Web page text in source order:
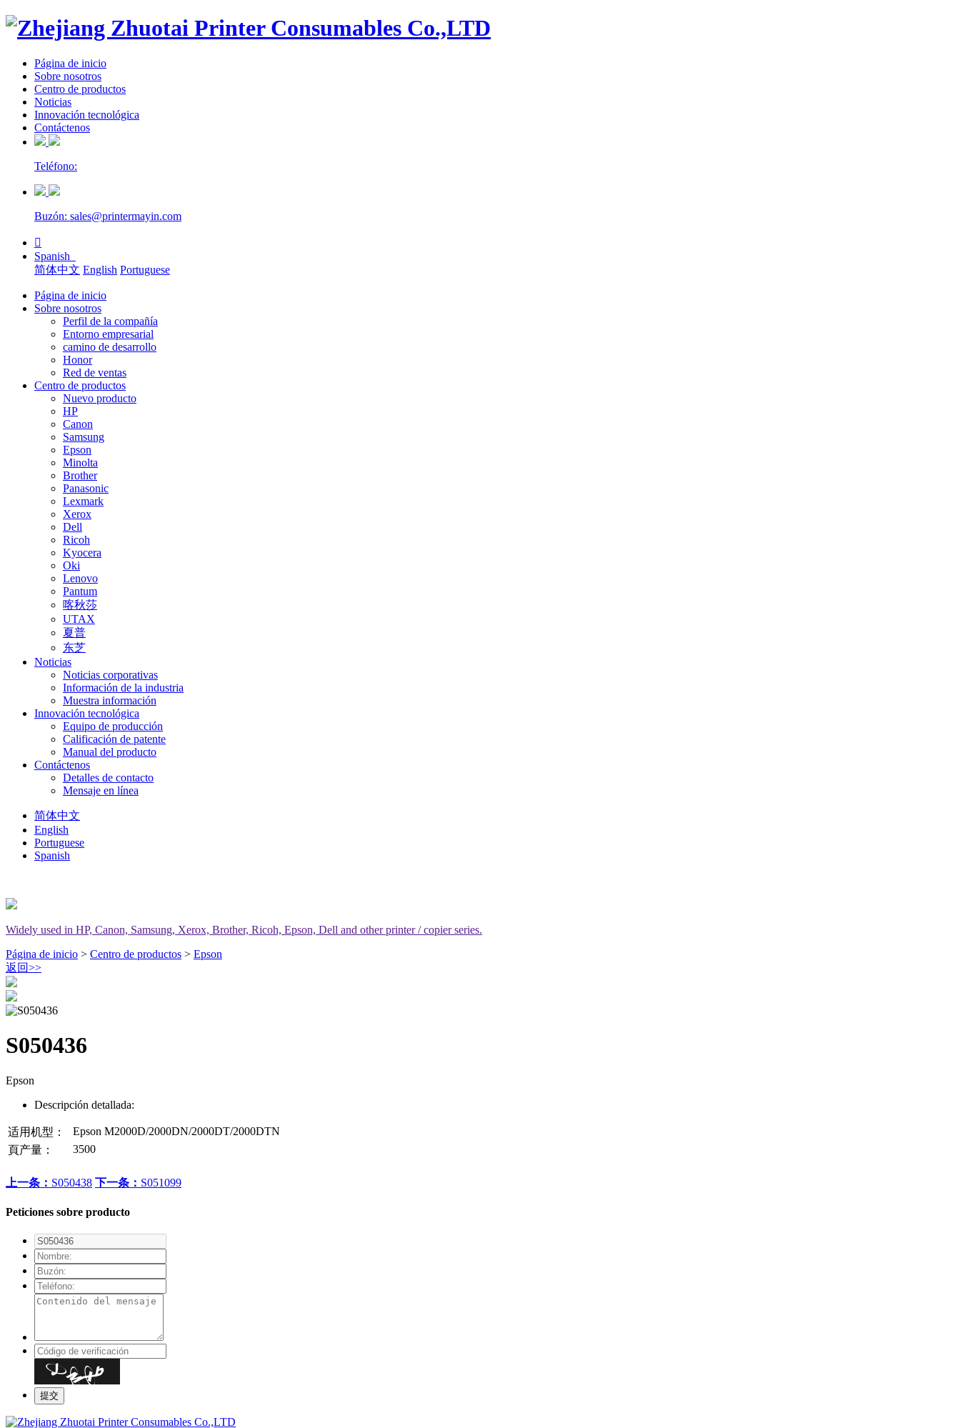
Página de inicio
Sobre nosotros
Centro de productos
Noticias
Innovación tecnológica
Contáctenos
Teléfono:
Buzón: sales@printermayin.com

Spanish
简体中文 English Portuguese
Página de inicio
Sobre nosotros
Perfil de la compañía
Entorno empresarial
camino de desarrollo
Honor
Red de ventas
Centro de productos
Nuevo producto
HP
Canon
Samsung
Epson
Minolta
Brother
Panasonic
Lexmark
Xerox
Dell
Ricoh
Kyocera
Oki
Lenovo
Pantum
喀秋莎
UTAX
夏普
东芝
Noticias
Noticias corporativas
Información de la industria
Muestra información
Innovación tecnológica
Equipo de producción
Calificación de patente
Manual del producto
Contáctenos
Detalles de contacto
Mensaje en línea
简体中文
English
Portuguese
Spanish
Widely used in HP, Canon, Samsung, Xerox, Brother, Ricoh, Epson, Dell and other printer / copier series.
Página de inicio > Centro de productos > Epson
返回>>
S050436
Epson
Descripción detallada:
适用机型：
Epson M2000D/2000DN/2000DT/2000DTN
頁产量：
3500
上一条： S050438 下一条： S051099
Peticiones sobre producto